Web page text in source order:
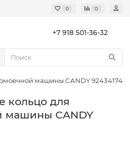
0 0
+7 918 501-36-32
машины CANDY 92434174
кольцо для
машины CANDY